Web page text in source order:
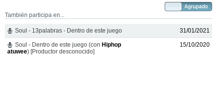
También participa en...
Soul - 13palabras - Dentro de este juego 31/01/2021
Soul - Dentro de este juego (con Hiphop
atuwee) [Productor desconocido]
15/10/2020